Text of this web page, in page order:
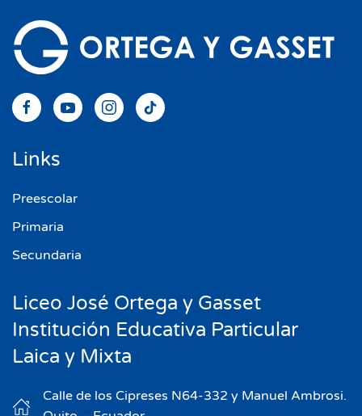
Links
Preescolar
Primaria
Secundaria
Liceo José Ortega y Gasset
Institución Educativa Particular
Laica y Mixta
Calle de los Cipreses N64-332 y Manuel Ambrosi.